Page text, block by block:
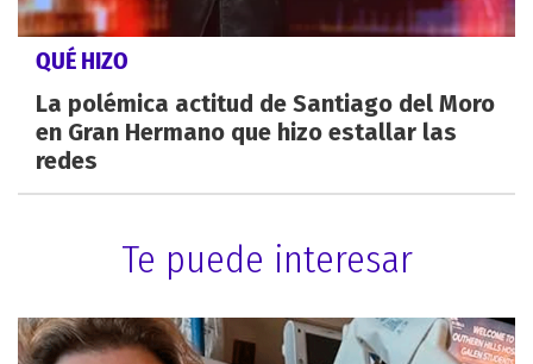
QUÉ HIZO
La polémica actitud de Santiago del Moro
en Gran Hermano que hizo estallar las
redes
Te puede interesar